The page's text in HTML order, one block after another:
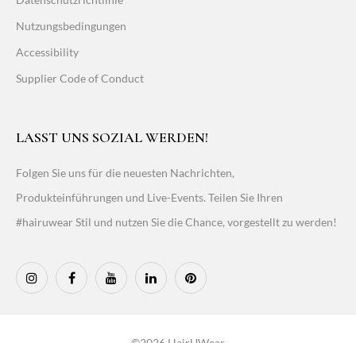
Nutzungsbedingungen
Accessibility
Supplier Code of Conduct
LASST UNS SOZIAL WERDEN!
Folgen Sie uns für die neuesten Nachrichten,
Produkteinführungen und Live-Events. Teilen Sie Ihren
#hairuwear Stil und nutzen Sie die Chance, vorgestellt zu werden!